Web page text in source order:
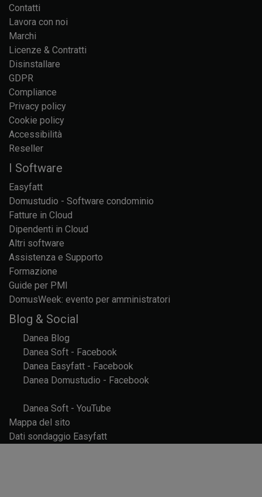
Contatti
Lavora con noi
Marchi
Licenze & Contratti
Disinstallare
GDPR
Compliance
Privacy policy
Cookie policy
Accessibilità
Reseller
I Software
Easyfatt
Domustudio - Software condominio
Fatture in Cloud
Dipendenti in Cloud
Altri software
Assistenza e Supporto
Formazione
Guide per PMI
DomusWeek: evento per amministratori
Blog & Social
Danea Blog
Danea Soft - Facebook
Danea Easyfatt - Facebook
Danea Domustudio - Facebook
Danea Soft - YouTube
Mappa del sito
Dati sondaggio Easyfatt